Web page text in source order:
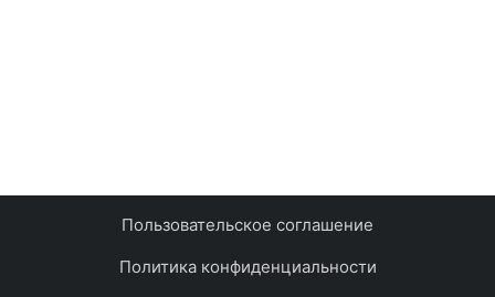
Пользовательское соглашение
Политика конфиденциальности